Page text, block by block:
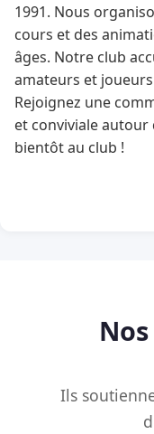
1991. Nous
cours et des
âges. Notre club
amateurs et
Rejoignez une
et conviviale autour
bientôt au club !
Ils